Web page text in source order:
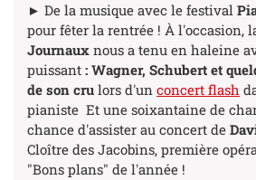
► De la musique avec le festival
pour fêter la rentrée ! À l'occasion,
Journaux nous a tenu en haleine
puissant : Wagner, Schubert et
de son cru lors d'un concert flash
pianiste Et une soixantaine de
chance d'assister au concert de
Cloître des Jacobins, première
"Bons plans" de l'année !